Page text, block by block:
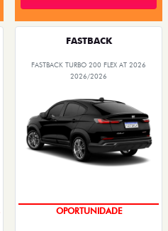
FASTBACK
FASTBACK TURBO 200 FLEX AT 2026
2026/2026
OPORTUNIDADE